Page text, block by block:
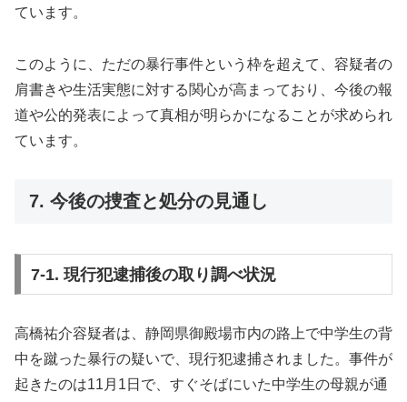
ています。
このように、ただの暴行事件という枠を超えて、容疑者の
肩書きや生活実態に対する関心が高まっており、今後の報
道や公的発表によって真相が明らかになることが求められ
ています。
7. 今後の捜査と処分の見通し
7-1. 現行犯逮捕後の取り調べ状況
高橋祐介容疑者は、静岡県御殿場市内の路上で中学生の背
中を蹴った暴行の疑いで、現行犯逮捕されました。事件が
起きたのは11月1日で、すぐそばにいた中学生の母親が通